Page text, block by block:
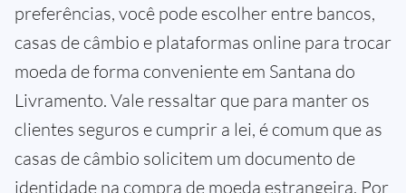
preferências, você pode escolher entre bancos,
casas de câmbio e plataformas online para trocar
moeda de forma conveniente em Santana do
Livramento. Vale ressaltar que para manter os
clientes seguros e cumprir a lei, é comum que as
casas de câmbio solicitem um documento de
identidade na compra de moeda estrangeira. Por